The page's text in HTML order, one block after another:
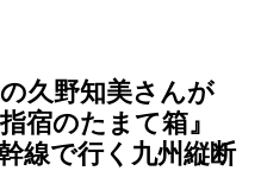
久野知美さんが
宿のたまて箱』
線で行く九州縦断